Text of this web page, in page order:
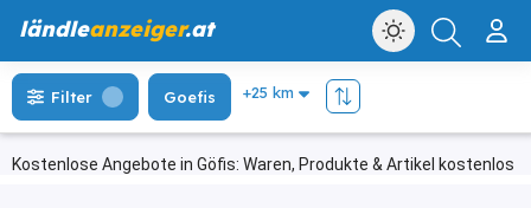
ländleanzeiger.at
Kostenlose Angebote in Göfis: Waren, Produkte & Artikel kostenlos
Filter Goefis